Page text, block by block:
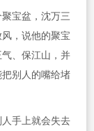
宝盆，沈万三
，说他的聚宝
、保江山，并
别人的嘴给堵
手上就会失去